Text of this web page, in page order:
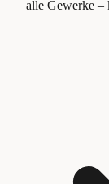
alle Gewerke –